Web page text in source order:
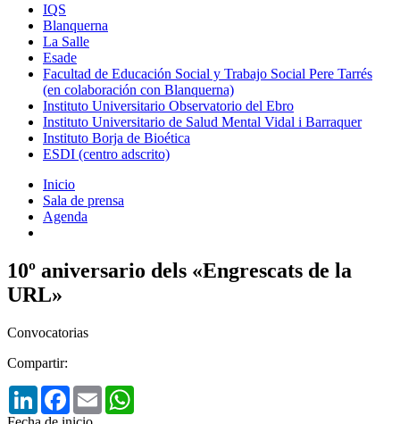
IQS
Blanquerna
La Salle
Esade
Facultad de Educación Social y Trabajo Social Pere Tarrés
(en colaboración con Blanquerna)
Instituto Universitario Observatorio del Ebro
Instituto Universitario de Salud Mental Vidal i Barraquer
Instituto Borja de Bioética
ESDI (centro adscrito)
Inicio
Sala de prensa
Agenda
10º aniversario dels «Engrescats de la
URL»
Convocatorias
Compartir:
LinkedInFacebook
Email